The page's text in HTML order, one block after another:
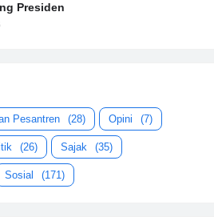
Presiden
Pesantren (28) Opini (7)
(26) Sajak (35)
Sosial (171)